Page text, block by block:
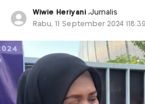
Wiwie Heriyani ,Jurnalis
Rabu, 11 September 2024